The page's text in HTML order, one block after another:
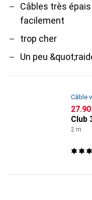
Câbles très
facilement
trop cher
Un peu
Câble
CHF
27.90
Club
2 m